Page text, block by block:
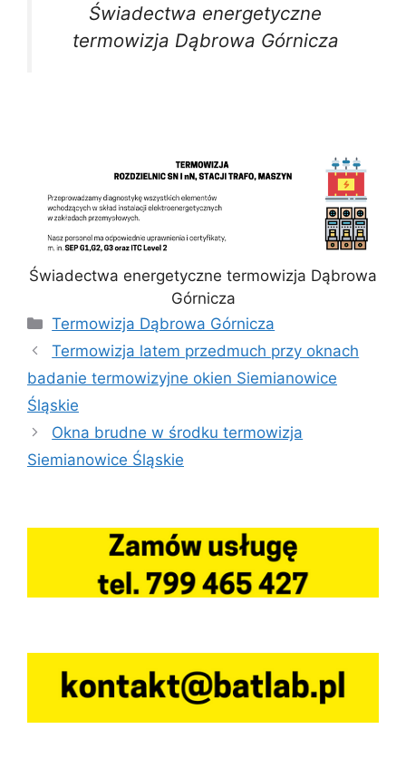
Świadectwa energetyczne
termowizja Dąbrowa Górnicza
Świadectwa energetyczne termowizja Dąbrowa
Górnicza
Kategorie
Termowizja Dąbrowa Górnicza
Termowizja latem przedmuch przy oknach
badanie termowizyjne okien Siemianowice
Śląskie
Okna brudne w środku termowizja
Siemianowice Śląskie